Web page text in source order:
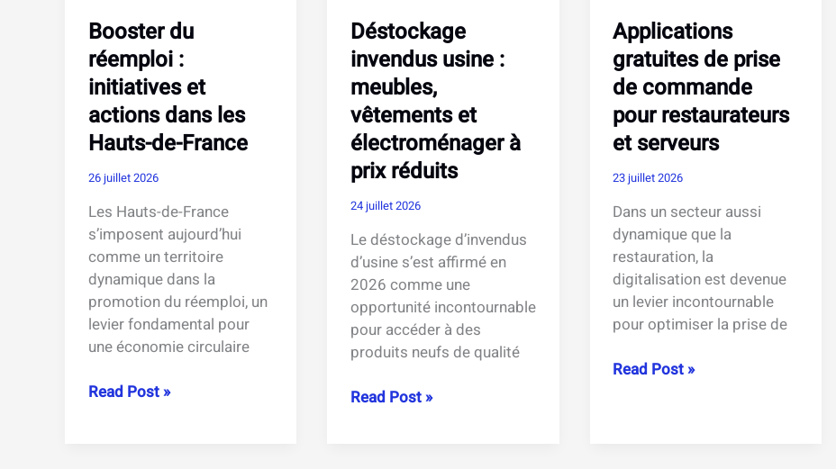
près
de
chez
vous
Booster du
réemploi :
initiatives et
actions dans les
Hauts-de-France
26 juillet 2026
Les Hauts-de-France
s’imposent aujourd’hui
comme un territoire
dynamique dans la
promotion du réemploi, un
levier fondamental pour
une économie circulaire
Booster
Read Post »
Déstockage
invendus usine :
meubles,
vêtements et
électroménager à
prix réduits
24 juillet 2026
Le déstockage d’invendus
d’usine s’est affirmé en
2026 comme une
opportunité incontournable
pour accéder à des
produits neufs de qualité
Déstockage
Read Post »
Applications
gratuites de prise
de commande
pour restaurateurs
et serveurs
23 juillet 2026
Dans un secteur aussi
dynamique que la
restauration, la
digitalisation est devenue
un levier incontournable
pour optimiser la prise de
Applications
Read Post »